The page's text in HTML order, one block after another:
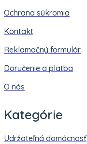
Ochrana súkromia
Kontakt
Reklamačný formulár
Doručenie a platba
O nás
Kategórie
Udržateľná domácnosť